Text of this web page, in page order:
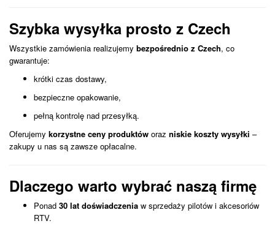
Szybka wysyłka prosto z Czech
Wszystkie zamówienia realizujemy bezpośrednio z Czech, co
gwarantuje:
krótki czas dostawy,
bezpieczne opakowanie,
pełną kontrolę nad przesyłką.
Oferujemy korzystne ceny produktów oraz niskie koszty wysyłki –
zakupy u nas są zawsze opłacalne.
Dlaczego warto wybrać naszą firmę
Ponad 30 lat doświadczenia w sprzedaży pilotów i akcesoriów
RTV.